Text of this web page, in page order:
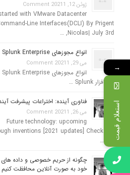
ژوئن 12, 2021 1 Comment
with VMware Datacenter
Line Interfaces(DCLI) By Prigent
Nicolas| July 3rd, …
انواع مجوزهای Splunk Enterprise
می 29, 2021 1 Comment
نرم افزار Splunk …
فناوری آینده: اختراعات پیشرفت
می 26, 2021 1 Comment
Future technology: upcoming
inventions [2021 updates] Check out
چگونه از حریم خصوصی و داده
خود به صورت آنلاین محافظت کنیم
→
استعلام قیمت